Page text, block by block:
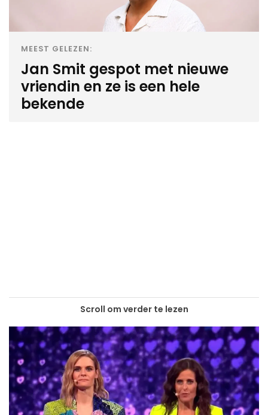
MEEST GELEZEN:
Jan Smit gespot met nieuwe
vriendin en ze is een hele
bekende
Scroll om verder te lezen